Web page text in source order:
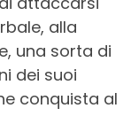
alla
una sorta di
dei suoi
conquista al